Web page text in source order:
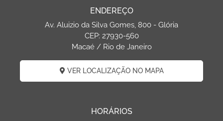
ENDEREÇO
Av. Aluizio da Silva Gomes, 800 - Glória
CEP: 27930-560
Macaé / Rio de Janeiro
VER LOCALIZAÇÃO NO MAPA
HORÁRIOS